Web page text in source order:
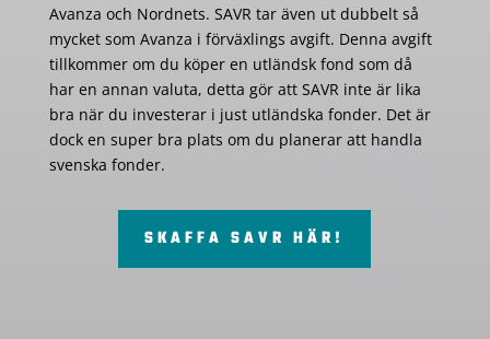
Avanza och Nordnets. SAVR tar även ut dubbelt så
mycket som Avanza i förväxlings avgift. Denna avgift
tillkommer om du köper en utländsk fond som då
har en annan valuta, detta gör att SAVR inte är lika
bra när du investerar i just utländska fonder. Det är
dock en super bra plats om du planerar att handla
svenska fonder.
SKAFFA SAVR HÄR!